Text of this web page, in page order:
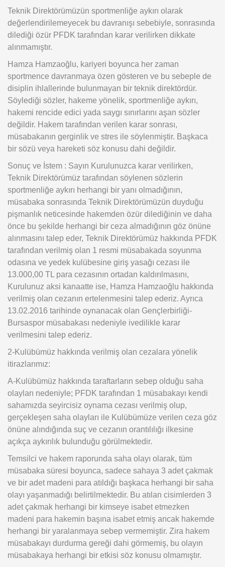
Teknik Direktörümüzün sportmenliğe aykırı olarak
değerlendirilemeyecek bu davranışı sebebiyle, sonrasında
dilediği özür PFDK tarafından karar verilirken dikkate
alınmamıştır.
Hamza Hamzaoğlu, kariyeri boyunca her zaman
sportmence davranmaya özen gösteren ve bu sebeple de
disiplin ihlallerinde bulunmayan bir teknik direktördür.
Söylediği sözler, hakeme yönelik, sportmenliğe aykırı,
hakemi rencide edici yada saygı sınırlarını aşan sözler
değildir. Hakem tarafından verilen karar sonrası,
müsabakanın gerginlik ve stres ile söylenmiştir. Başkaca
bir sözü veya hareketi söz konusu dahi değildir.
Sonuç ve İstem : Sayın Kurulunuzca karar verilirken,
Teknik Direktörümüz tarafından söylenen sözlerin
sportmenliğe aykırı herhangi bir yanı olmadığının,
müsabaka sonrasında Teknik Direktörümüzün duyduğu
pişmanlık neticesinde hakemden özür dilediğinin ve daha
önce bu şekilde herhangi bir ceza almadığının göz önüne
alınmasını talep eder, Teknik Direktörümüz hakkında PFDK
tarafından verilmiş olan 1 resmi müsabakada soyunma
odasına ve yedek kulübesine giriş yasağı cezası ile
13.000,00 TL para cezasının ortadan kaldırılmasını,
Kurulunuz aksi kanaatte ise, Hamza Hamzaoğlu hakkında
verilmiş olan cezanın ertelenmesini talep ederiz. Ayrıca
13.02.2016 tarihinde oynanacak olan Gençlerbirliği-
Bursaspor müsabakası nedeniyle ivedilikle karar
verilmesini talep ederiz.
2-Kulübümüz hakkında verilmiş olan cezalara yönelik
itirazlarımız:
A-Kulübümüz hakkında taraftarların sebep olduğu saha
olayları nedeniyle; PFDK tarafından 1 müsabakayı kendi
sahamızda seyircisiz oynama cezası verilmiş olup,
gerçekleşen saha olayları ile Kulübümüze verilen ceza göz
önüne alındığında suç ve cezanın orantılılığı ilkesine
açıkça aykırılık bulunduğu görülmektedir.
Temsilci ve hakem raporunda saha olayı olarak, tüm
müsabaka süresi boyunca, sadece sahaya 3 adet çakmak
ve bir adet madeni para atıldığı başkaca herhangi bir saha
olayı yaşanmadığı belirtilmektedir. Bu atılan cisimlerden 3
adet çakmak herhangi bir kimseye isabet etmezken
madeni para hakemin başına isabet etmiş ancak hakemde
herhangi bir yaralanmaya sebep vermemiştir. Zira hakem
müsabakayı durdurma gereği dahi görmemiş, bu olayın
müsabakaya herhangi bir etkisi söz konusu olmamıştır.